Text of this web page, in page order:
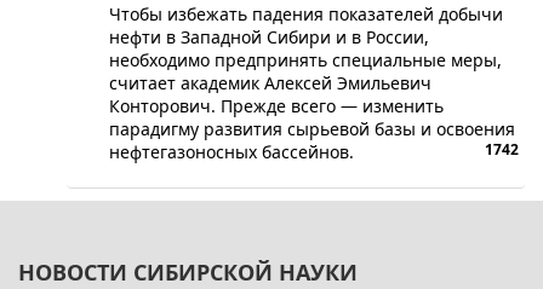
​Чтобы избежать падения показателей добычи
нефти в Западной Сибири и в России,
необходимо предпринять специальные меры,
считает академик Алексей Эмильевич
Конторович. Прежде всего — изменить
парадигму развития сырьевой базы и освоения
нефтегазоносных бассейнов.
1742
НОВОСТИ СИБИРСКОЙ НАУКИ